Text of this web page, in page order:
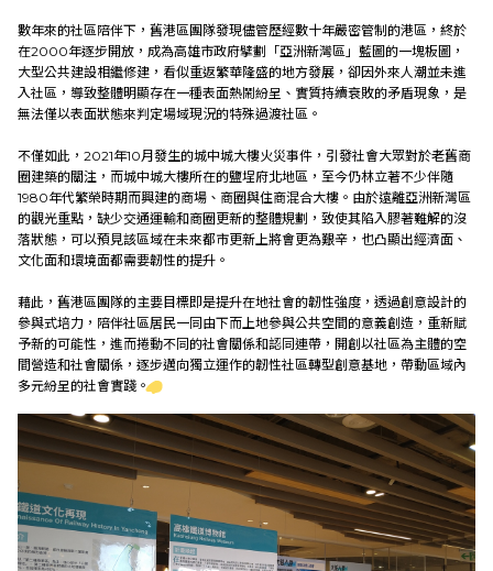
研究成果
外部連結
EN
數年來的社區陪伴下，舊港區團隊發現儘管歷經數十年嚴密管制的港區，終於
在2000年逐步開放，成為高雄市政府擘劃「亞洲新灣區」藍圖的一塊板圖，
大型公共建設相繼修建，看似重返繁華隆盛的地方發展，卻因外來人潮並未進
入社區，導致整體明顯存在一種表面熱鬧紛呈、實質持續衰敗的矛盾現象，是
無法僅以表面狀態來判定場域現況的特殊過渡社區。
不僅如此，2021年10月發生的城中城大樓火災事件，引發社會大眾對於老舊商
圈建築的關注，而城中城大樓所在的鹽埕府北地區，至今仍林立著不少伴隨
1980年代繁榮時期而興建的商場、商圈與住商混合大樓。由於遠離亞洲新灣區
的觀光重點，缺少交通運輸和商圈更新的整體規劃，致使其陷入膠著難解的沒
落狀態，可以預見該區域在未來都市更新上將會更為艱辛，也凸顯出經濟面、
文化面和環境面都需要韌性的提升。
藉此，舊港區團隊的主要目標即是提升在地社會的韌性強度，透過創意設計的
參與式培力，陪伴社區居民一同由下而上地參與公共空間的意義創造，重新賦
予新的可能性，進而捲動不同的社會關係和認同連帶，開創以社區為主體的空
間營造和社會關係，逐步邁向獨立運作的韌性社區轉型創意基地，帶動區域內
多元紛呈的社會實踐。